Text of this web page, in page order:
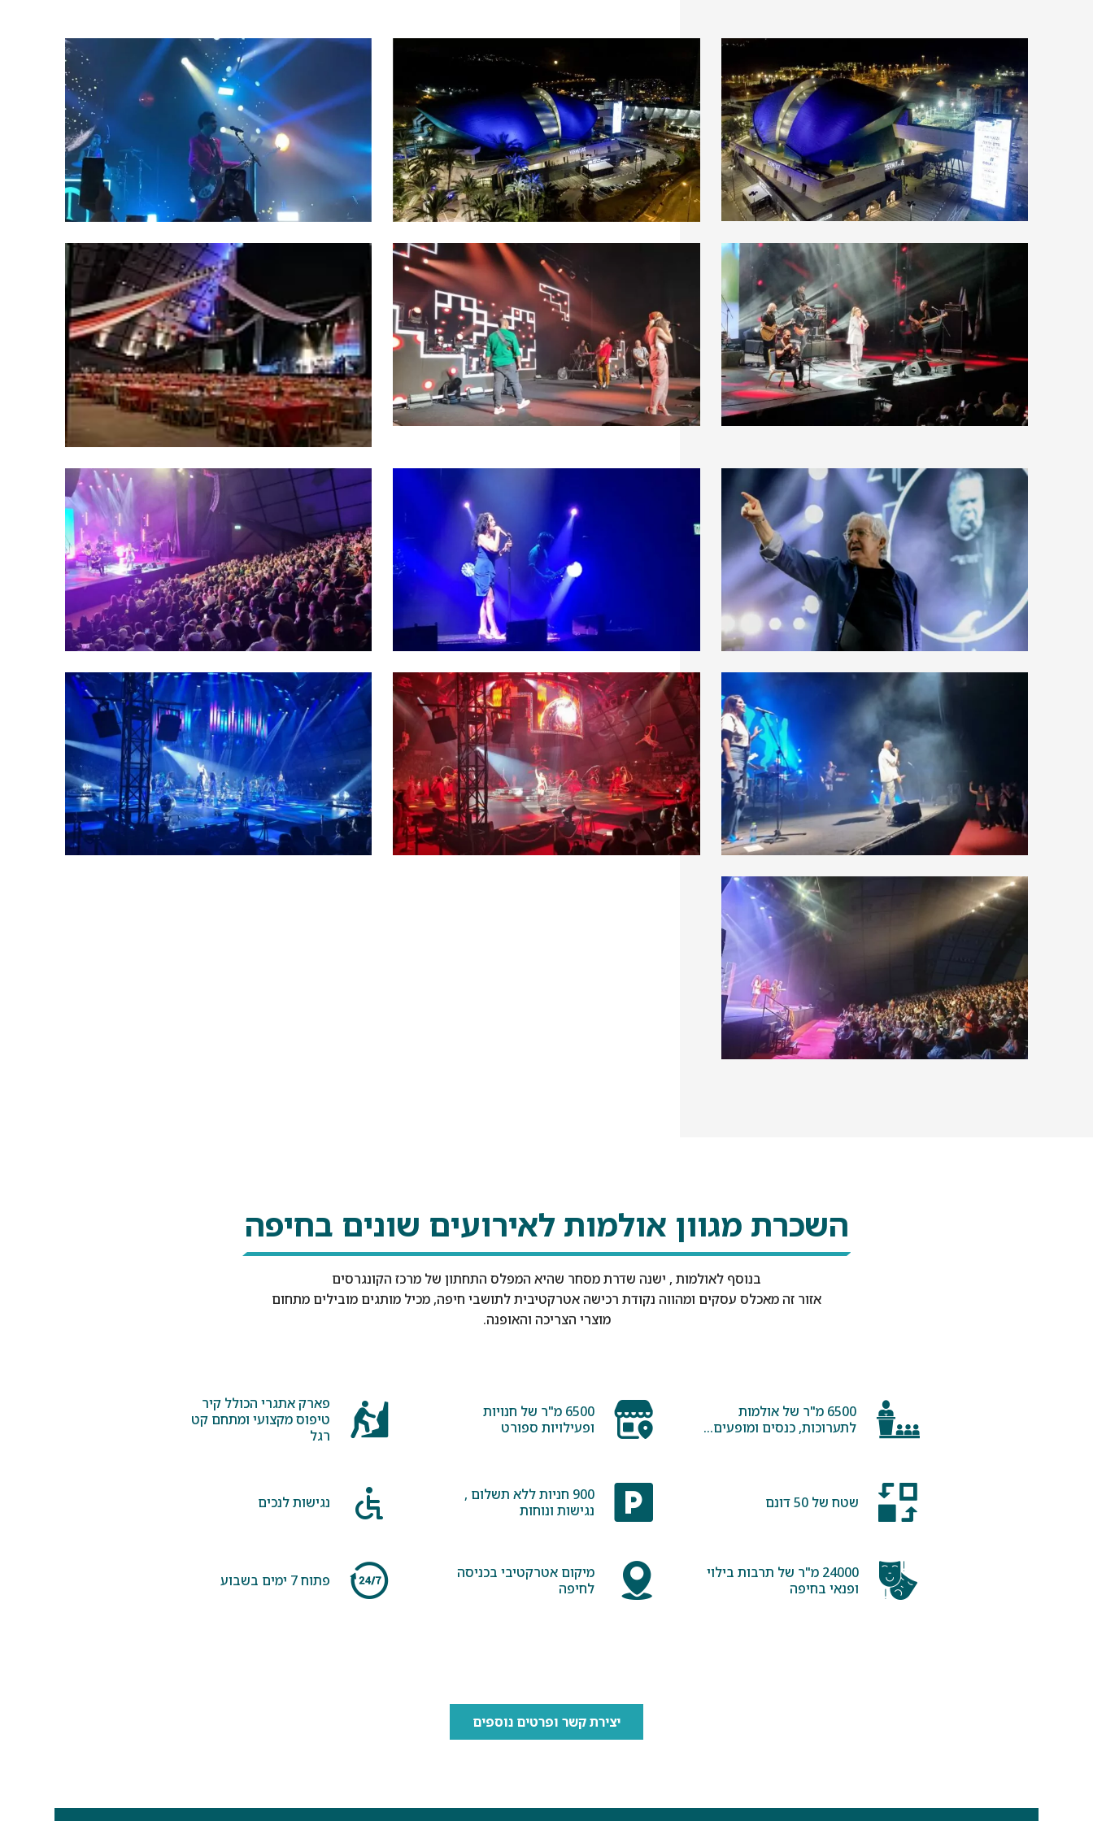
השכרת מגוון אולמות לאירועים שונים בחיפה
בנוסף לאולמות , ישנה שדרת מסחר שהיא המפלס התחתון של מרכז הקונגרסים
אזור זה מאכלס עסקים ומהווה נקודת רכישה אטרקטיבית לתושבי חיפה, מכיל מותגים מובילים מתחום
מוצרי הצריכה והאופנה.
6500 מ"ר של אולמות
לתערוכות, כנסים ומופעים...
6500 מ"ר של חנויות
ופעילויות ספורט
פארק אתגרי הכולל קיר
טיפוס מקצועי ומתחם קט
רגל
שטח של 50 דונם
900 חניות ללא תשלום ,
נגישות ונוחות
נגישות לנכים
24000 מ"ר של תרבות בילוי
ופנאי בחיפה
מיקום אטרקטיבי בכניסה
לחיפה
פתוח 7 ימים בשבוע
יצירת קשר ופרטים נוספים